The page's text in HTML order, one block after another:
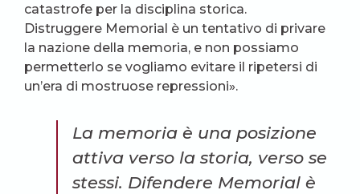
catastrofe per la disciplina storica.
Distruggere Memorial è un tentativo di privare
la nazione della memoria, e non possiamo
permetterlo se vogliamo evitare il ripetersi di
un’era di mostruose repressioni».
La memoria è una posizione
attiva verso la storia, verso se
stessi. Difendere Memorial è